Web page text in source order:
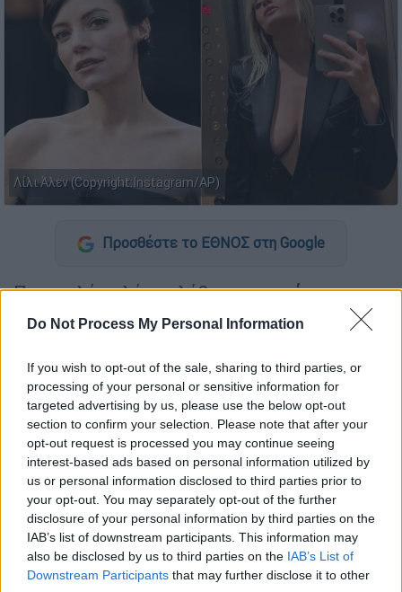
Do Not Process My Personal Information
If you wish to opt-out of the sale, sharing to third parties, or
processing of your personal or sensitive information for
targeted advertising by us, please use the below opt-out
section to confirm your selection. Please note that after your
opt-out request is processed you may continue seeing
interest-based ads based on personal information utilized by
us or personal information disclosed to third parties prior to
your opt-out. You may separately opt-out of the further
disclosure of your personal information by third parties on the
IAB’s list of downstream participants. This information may
also be disclosed by us to third parties on the IAB’s List of
Downstream Participants that may further disclose it to other
Λίλι Άλεν (Copyright:Instagram/AP)
Προσθέστε το ΕΘΝΟΣ στη Google
Πριν καλά-καλά προλάβεινα «χωνέψει» το
γεγονόςότι ο πρώην σύζυγός της Ντέιβιντ
Χάρμπορ (David Harbour) χρησιμοποιεί μια
εφαρμογή γνωριμιών διασημοτήτων, ενώ
ήταν ακόμα παντρεμένος μαζί της, η Λίλι
Άλεν (Lily Allen)πρέπει τώρα να διαχειριστεί
την είδηση ότι έχει νέα σχέση.
Η γνωριμία και το κοινό ταξίδι
Ο 49χρονοςηθοποιόςτου Χόλιγουντ βγαίνει
με την Ellie Fallon, ένα ανερχόμενο μοντέλο
και ηθοποιό, πουείναι 22 χρόνια νεότερή
του, σύμφωνα με την DailyMail.